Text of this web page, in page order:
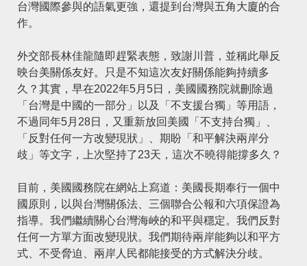
台灣國際參與的語氣更強，還提到台灣與五⾓⼤廈的合
作。
外交部長林佳⿓隨即趕緊表態，致謝川普，並稱此舉反
映台美關係友好。只是不知這次友好關係能夠持續多
久？其實，早在2022年5月5日，美國國務院就刪除過
「台灣是中國的一部分」以及「不支援台獨」等用語，
不過同年5月28日，又重新放回美國「不支持台獨」、
「反對任何一方改變現狀」、期盼「和平解決兩岸分
歧」等文字，上次堅持了23天，這次不曉得能撐多久？
目前，美國國務院在網站上寫道：美國長期奉行一個中
國原則，以與台灣關係法、三個聯合公報和六項保證為
指導。我們繼續關心台灣海峽的和平與穩定。我們反對
任何一方單方面改變現狀。我們期待兩岸能夠以和平方
式、不受脅迫、兩岸人民都能接受的方式解決分歧。